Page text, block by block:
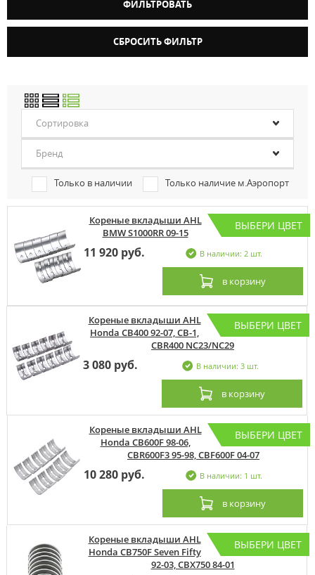
Сортировка
Бренд
Только в наличии Только наличие м.Аэропорт
ВЫБЕРИ ЦВЕТ
Кореные вкладыши AHL
BMW S1000RR 09-15
11 920 руб. В наличии: 2 шт.
в корзину
ВЫБЕРИ ЦВЕТ
Кореные вкладыши AHL
Honda CB400 92-07, CB-1,
CBR400 NC23/NC29
3 080 руб. В наличии: 3 шт.
в корзину
ВЫБЕРИ ЦВЕТ
Кореные вкладыши AHL
Honda CB600F 98-06,
CBR600F3 95-98, CBF600F 04-07
10 280 руб. В наличии: 1 шт.
в корзину
ВЫБЕРИ ЦВЕТ
Кореные вкладыши AHL
Honda CB750F Seven Fifty
92-03, CBX750 84-01